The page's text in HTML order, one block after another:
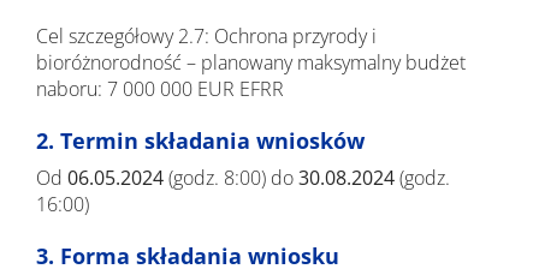
Cel szczegółowy 2.7: Ochrona przyrody i
bioróżnorodność – planowany maksymalny budżet
naboru: 7 000 000 EUR EFRR
2. Termin składania wniosków
Od 06.05.2024(godz. 8:00) do30.08.2024(godz.
16:00)
3. Forma składania wniosku